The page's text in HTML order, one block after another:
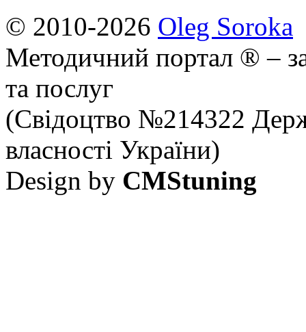
© 2010-2026 Oleg Soroka
Методичний портал ® –
та послуг
(Свідоцтво №214322
власності України)
Design by CMStuning